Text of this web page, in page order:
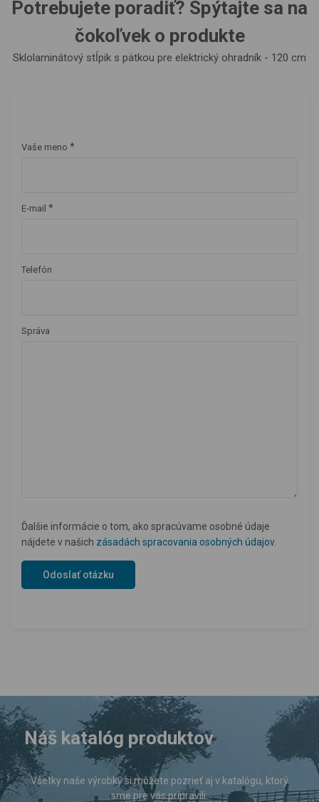
Potrebujete poradiť? Spýtajte sa na
čokoľvek o produkte
Sklolaminátový stĺpik s pätkou pre elektrický ohradník - 120 cm
Vaše meno *
E-mail *
Telefón
Správa
Ďalšie informácie o tom, ako spracúvame osobné údaje
nájdete v našich zásadách spracovania osobných údajov.
Náš katalóg produktov
Všetky naše výrobky si môžete pozrieť aj v katalógu, ktorý
sme pre vás pripravili.